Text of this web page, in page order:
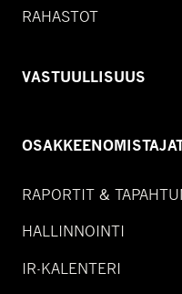
RAHASTOT
VASTUULLISUUS
RAPORTIT &
HALLINNOINTI
IR-KALENTERI